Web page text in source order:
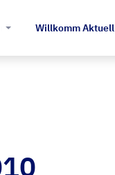
Willkomm Aktuell